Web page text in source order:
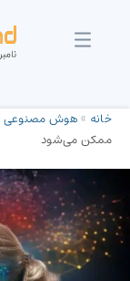
خانه »هوش مصنوعی
ممکن می‌شود